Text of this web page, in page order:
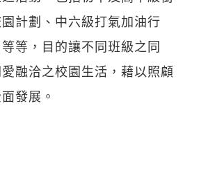
計劃、中六級打氣加油行
等，目的讓不同班級之同
融洽之校園生活，藉以照顧
發展。